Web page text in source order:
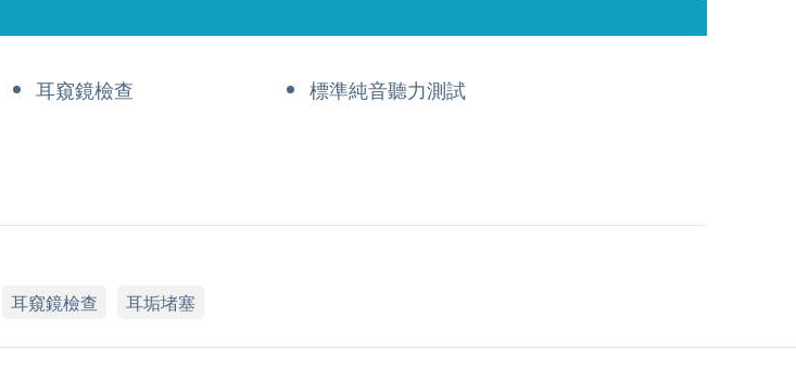
耳窺鏡檢查 標準純音聽力測試
耳窺鏡檢查 耳垢堵塞